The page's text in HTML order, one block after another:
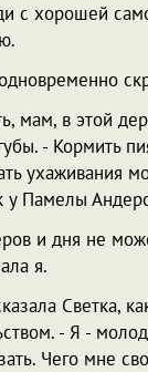
с хорошей
мам, в этой
- Кормить
ухаживания
у Памелы
и дня не
я.
Светка,
- Я -
Чего мне